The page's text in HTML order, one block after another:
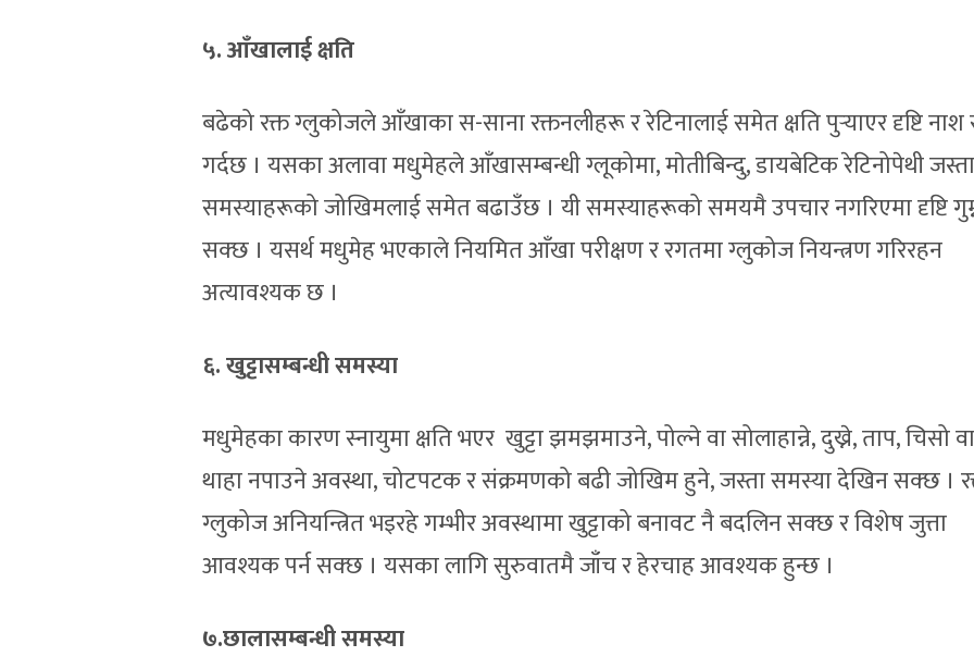
५. आँखालाई क्षति
बढेको रक्त ग्लुकोजले आँखाका स-साना रक्तनलीहरू र रेटिनालाई समेत क्षति पुर्‍याएर दृष्टि
गर्दछ । यसका अलावा मधुमेहले आँखासम्बन्धी ग्लूकोमा, माेतीबिन्दु, डायबेटिक रेटिनोपेथी जस्ता
समस्याहरूको जोखिमलाई समेत बढाउँछ । यी समस्याहरूको समयमै उपचार नगरिएमा दृष्टि
सक्छ । यसर्थ मधुमेह भएकाले नियमित आँखा परीक्षण र रगतमा ग्लुकोज नियन्त्रण गरिरहन
अत्यावश्यक छ ।
६. खुट्टासम्बन्धी समस्या
मधुमेहका कारण स्नायुमा क्षति भएर खुट्टा झमझमाउने, पोल्ने वा सोलाहान्ने, दुख्ने, ताप, चिसो
थाहा नपाउने अवस्था, चोटपटक र संक्रमणको बढी जोखिम हुने, जस्ता समस्या देखिन सक्छ ।
ग्लुकोज अनियन्त्रित भइरहे गम्भीर अवस्थामा खुट्टाको बनावट नै बदलिन सक्छ र विशेष जुत्ता
आवश्यक पर्न सक्छ । यसका लागि सुरुवातमै जाँच र हेरचाह आवश्यक हुन्छ ।
७.छालासम्बन्धी समस्या